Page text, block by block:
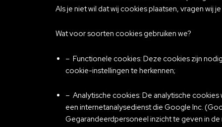
Als je niet wil dat wij cookies plaatsen, vragen wij
Wat voor soorten cookies gebruiken we?
– Functionele cookies: Deze cookies zijn
cookie-instellingen te herkennen;
– Analytische cookies: De analytische
een internetanalysedienst die Google Inc.
Gegarandeerdpersoneel inzicht te geven in